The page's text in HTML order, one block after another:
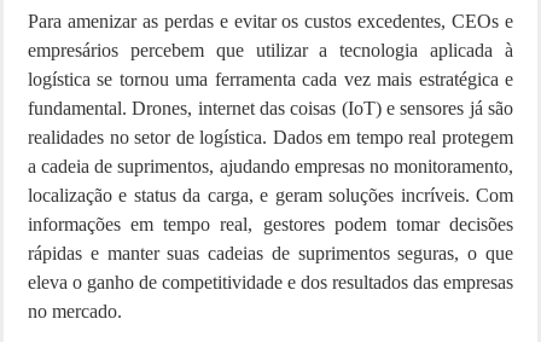
Para amenizar as perdas e evitar os custos excedentes, CEOs e
empresários percebem que utilizar a tecnologia aplicada à
logística se tornou uma ferramenta cada vez mais estratégica e
fundamental. Drones, internet das coisas (IoT) e sensores já são
realidades no setor de logística. Dados em tempo real protegem
a cadeia de suprimentos, ajudando empresas no monitoramento,
localização e status da carga, e geram soluções incríveis. Com
informações em tempo real, gestores podem tomar decisões
rápidas e manter suas cadeias de suprimentos seguras, o que
eleva o ganho de competitividade e dos resultados das empresas
no mercado.